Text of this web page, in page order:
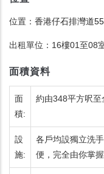
位置： 香港仔石排灣道
出租單位：16樓01至08
面積資料
面
積:
約由348平方呎至
設
施:
各戶均設獨立洗
便，完全由你掌